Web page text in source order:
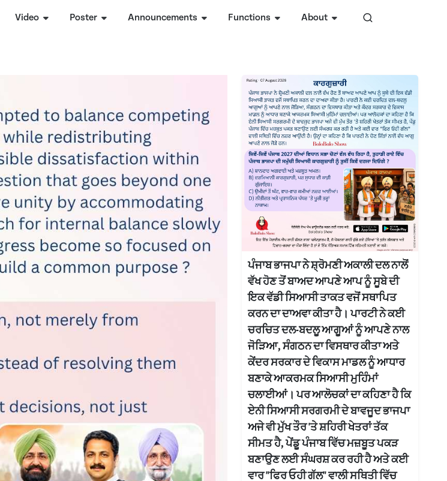
Video Poster Announcements Functions About
ਪੰਜਾਬ ਭਾਜਪਾ ਨੇ ਸ਼੍ਰੋਮਣੀ ਅਕਾਲੀ ਦਲ ਨਾਲੋਂ
ਵੱਖ ਹੋਣ ਤੋਂ ਬਾਅਦ ਆਪਣੇ ਆਪ ਨੂੰ ਸੂਬੇ ਦੀ
ਇਕ ਵੱਡੀ ਸਿਆਸੀ ਤਾਕਤ ਵਜੋਂ ਸਥਾਪਿਤ
ਕਰਨ ਦਾ ਦਾਅਵਾ ਕੀਤਾ ਹੈ। ਪਾਰਟੀ ਨੇ ਕਈ
ਚਰਚਿਤ ਦਲ-ਬਦਲੂ ਆਗੂਆਂ ਨੂੰ ਆਪਣੇ ਨਾਲ
ਜੋੜਿਆ, ਸੰਗਠਨ ਦਾ ਵਿਸਥਾਰ ਕੀਤਾ ਅਤੇ
ਕੇਂਦਰ ਸਰਕਾਰ ਦੇ ਵਿਕਾਸ ਮਾਡਲ ਨੂੰ ਆਧਾਰ
ਬਣਾਕੇ ਆਕਰਮਕ ਸਿਆਸੀ ਮੁਹਿੰਮਾਂ
ਚਲਾਈਆਂ। ਪਰ ਆਲੋਚਕਾਂ ਦਾ ਕਹਿਣਾ ਹੈ ਕਿ
ਏਨੀ ਸਿਆਸੀ ਸਰਗਰਮੀ ਦੇ ਬਾਵਜੂਦ ਭਾਜਪਾ
ਅਜੇ ਵੀ ਮੁੱਖ ਤੌਰ 'ਤੇ ਸ਼ਹਿਰੀ ਖੇਤਰਾਂ ਤੱਕ
ਸੀਮਤ ਹੈ, ਪੇਂਡੂ ਪੰਜਾਬ ਵਿੱਚ ਮਜ਼ਬੂਤ ਪਕੜ
ਬਣਾਉਣ ਲਈ ਸੰਘਰਸ਼ ਕਰ ਰਹੀ ਹੈ ਅਤੇ ਕਈ
ਵਾਰ "ਫਿਰ ਓਹੀ ਗੱਲ" ਵਾਲੀ ਸਥਿਤੀ ਵਿੱਚ